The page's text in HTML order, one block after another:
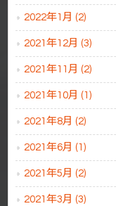
2022年1月 (2)
2021年12月 (3)
2021年11月 (2)
2021年10月 (1)
2021年8月 (2)
2021年6月 (1)
2021年5月 (2)
2021年3月 (3)